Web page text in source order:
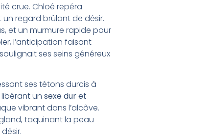
crue. Chloé repéra
regard brûlant de désir.
et un murmure rapide pour
l’anticipation faisant
ses seins généreux
ses tétons durcis à
un sexe dur et
vibrant dans l’alcôve.
taquinant la peau